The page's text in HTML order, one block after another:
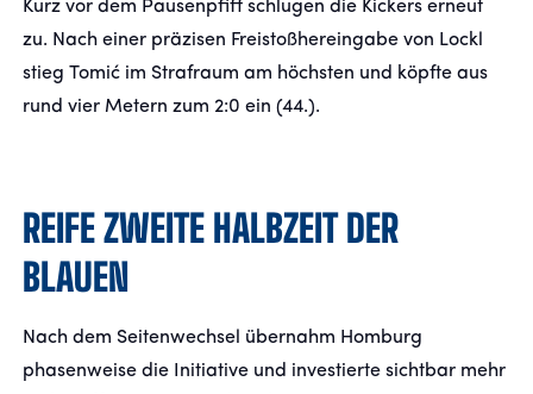
Kurz vor dem Pausenpfiff schlugen die Kickers erneut
zu. Nach einer präzisen Freistoßhereingabe von Lockl
stieg Tomić im Strafraum am höchsten und köpfte aus
rund vier Metern zum 2:0 ein (44.).
REIFE ZWEITE HALBZEIT DER
BLAUEN
Nach dem Seitenwechsel übernahm Homburg
phasenweise die Initiative und investierte sichtbar mehr